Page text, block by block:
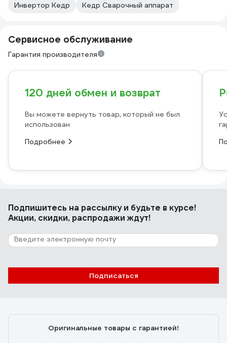
Инвертор Кедр
Кедр Сварочный аппарат
Сервисное обслуживание
Гарантия производителя
120 дней обмен и возврат
Вы можете вернуть товар, который не был
использован
Подробнее
Подпишитесь на рассылкуи будьте в курсе!
Акции, скидки, распродажи ждут!
Подписаться
Оригинальные товары с гарантией!